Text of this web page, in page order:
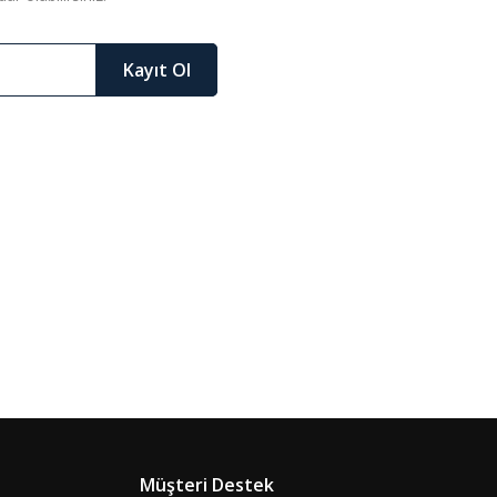
Kayıt Ol
Müşteri Destek